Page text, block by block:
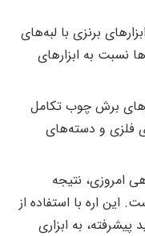
برنزی با لبه‌های
نسبت به ابزارهای
برش چوب تکامل
فلزی و دسته‌های
امروزی، نتیجه
این اره با استفاده از
به ابزاری